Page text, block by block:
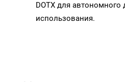
DOTX для автономного
использования.